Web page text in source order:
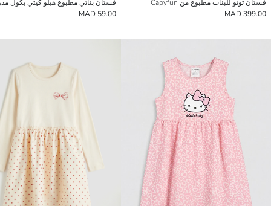
فستان توتو للبنات مطبوع من Capyfun
399.00 MAD
فستان بناتي مطبوع هيلو كيتي بكول
59.00 MAD